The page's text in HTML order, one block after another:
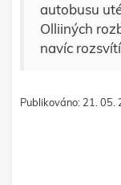
autobusu
Olliiných
navíc
Publikováno: 21. 05.